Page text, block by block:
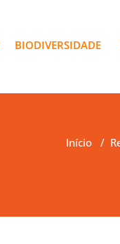
BIODIVERSIDADE
Início /